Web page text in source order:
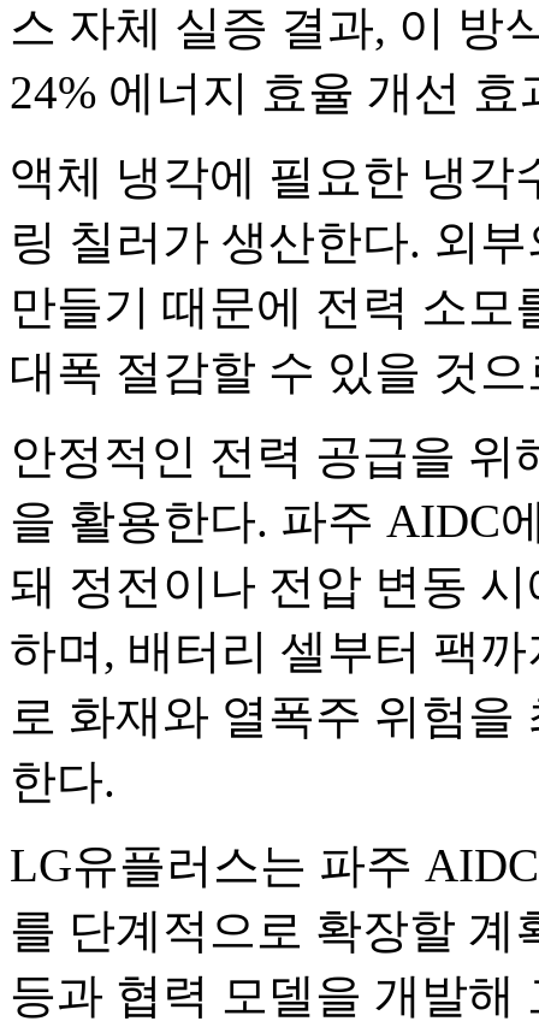
스 자체 실증 결과, 이 방
24% 에너지 효율 개선 효
액체 냉각에 필요한 냉각
링 칠러가 생산한다. 외
만들기 때문에 전력 소모
대폭 절감할 수 있을 것
안정적인 전력 공급을
을 활용한다. 파주 AIDC
돼 정전이나 전압 변동
하며, 배터리 셀부터 팩
로 화재와 열폭주 위험을
한다.
LG유플러스는 파주
를 단계적으로 확장할 계
등과 협력 모델을 개발해